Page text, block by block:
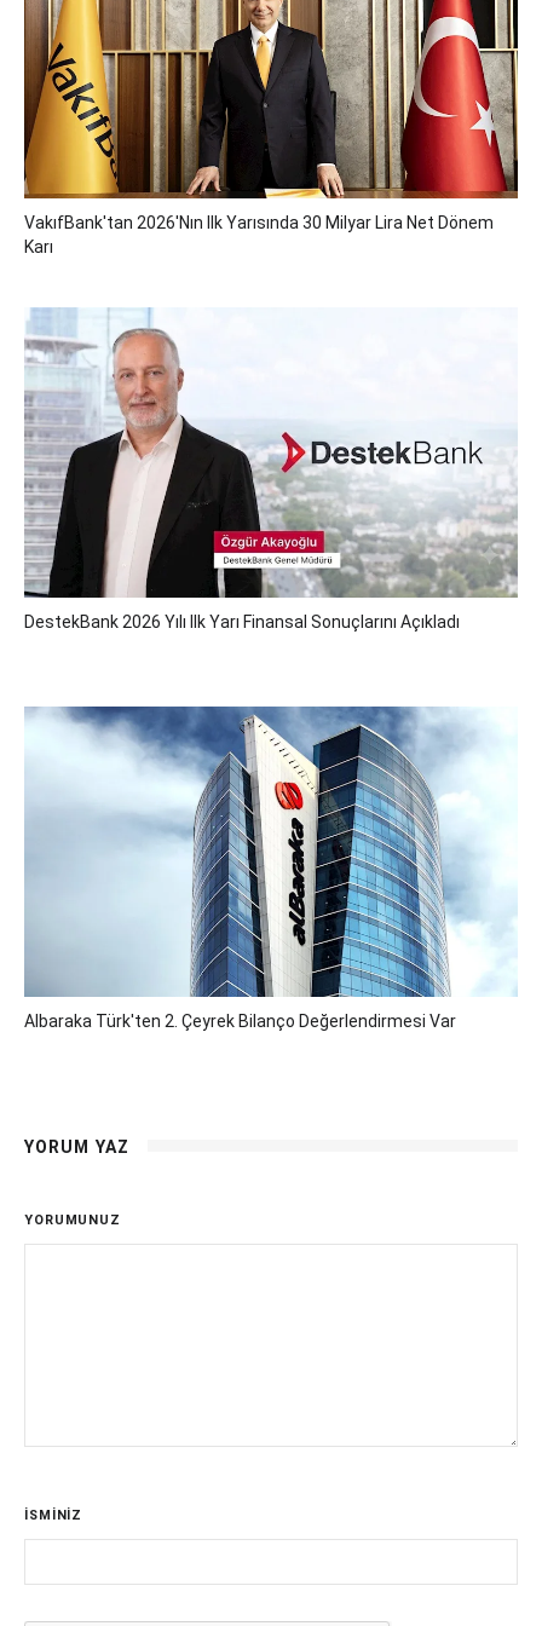
VakıfBank'tan 2026'nın Ilk Yarısında 30 Milyar Lira Net Dönem
Karı
DestekBank 2026 Yılı Ilk Yarı Finansal Sonuçlarını Açıkladı
Albaraka Türk'ten 2. Çeyrek Bilanço Değerlendirmesi Var
YORUM YAZ
YORUMUNUZ
İSMİNİZ